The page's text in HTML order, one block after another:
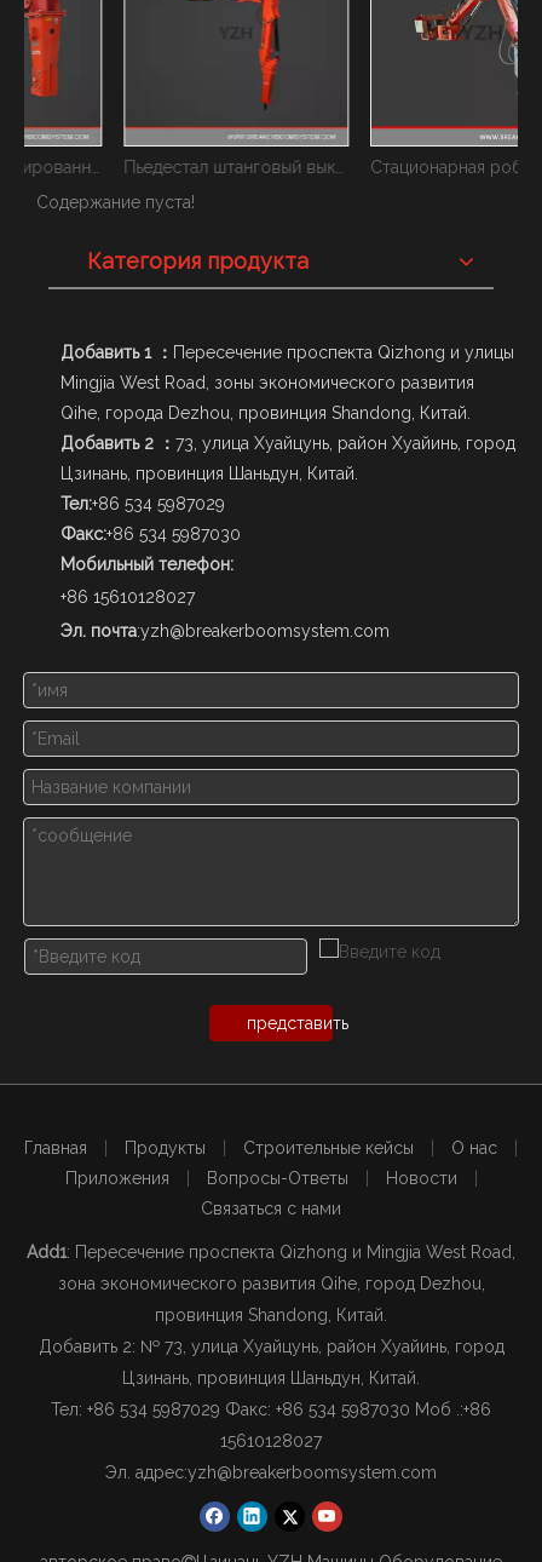
Пьедестал штанговый выключатель для фиксации на стационарной стальной конструкции в холодильнике Стационарная роботизированная система штанги
Содержание пуста!
Категория продукта
Добавить 1 ： Пересечение проспекта Qizhong и улицы
Mingjia West Road, зоны экономического развития
Qihe, города Dezhou, провинция Shandong, Китай.
Добавить 2 ： 73, улица Хуайцунь, район Хуайинь, город
Цзинань, провинция Шаньдун, Китай.
Тел:+86 534 5987029
Факс:+86 534 5987030
Мобильный телефон:
+86 15610128027
Эл. почта:yzh@breakerboomsystem.com
представить
Главная Продукты Строительные кейсы О нас
Приложения
Вопросы-Ответы Новости
Связаться с нами
Add1: Пересечение проспекта Qizhong и Mingjia West Road,
зона экономического развития Qihe, город Dezhou,
провинция Shandong, Китай.
Добавить 2: № 73, улица Хуайцунь, район Хуайинь, город
Цзинань, провинция Шаньдун, Китай.
Тел: +86 534 5987029 Факс: +86 534 5987030 Моб .:+86
15610128027
Эл. адрес:yzh@breakerboomsystem.com